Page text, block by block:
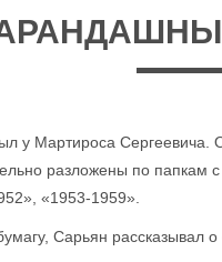
у Мартироса Сергеевича.
разложены по папкам
«1953-1959».
Сарьян рассказывал о